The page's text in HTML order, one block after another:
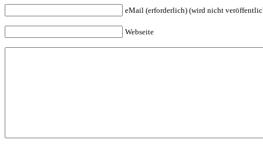
eMail (erforderlich) (wird nicht
Webseite